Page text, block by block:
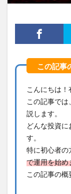
こんにちは！
この記事では、
説します。
どんな投資
す。
特に初心者の
で運用を始め
この記事の概